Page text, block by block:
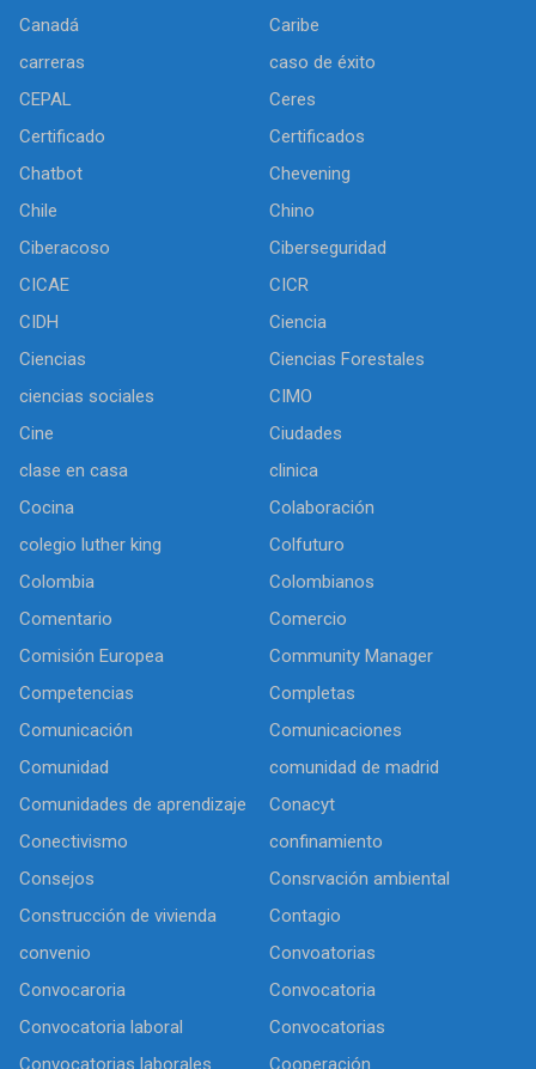
Canadá
Caribe
carreras
caso de éxito
CEPAL
Ceres
Certificado
Certificados
Chatbot
Chevening
Chile
Chino
Ciberacoso
Ciberseguridad
CICAE
CICR
CIDH
Ciencia
Ciencias
Ciencias Forestales
ciencias sociales
CIMO
Cine
Ciudades
clase en casa
clinica
Cocina
Colaboración
colegio luther king
Colfuturo
Colombia
Colombianos
Comentario
Comercio
Comisión Europea
Community Manager
Competencias
Completas
Comunicación
Comunicaciones
Comunidad
comunidad de madrid
Comunidades de aprendizaje
Conacyt
Conectivismo
confinamiento
Consejos
Consrvación ambiental
Construcción de vivienda
Contagio
convenio
Convoatorias
Convocaroria
Convocatoria
Convocatoria laboral
Convocatorias
Convocatorias laborales
Cooperación